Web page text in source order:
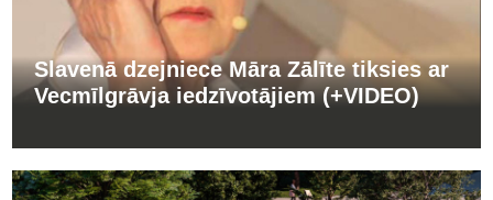
Slavenā dzejniece Māra Zālīte tiksies ar
Vecmīlgrāvja iedzīvotājiem (+VIDEO)